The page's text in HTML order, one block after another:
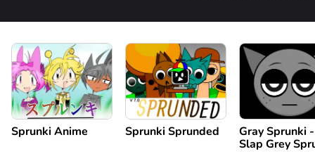
Sprunki Anime Sprunki Sprunded
Gray Sprunki -
Slap Grey